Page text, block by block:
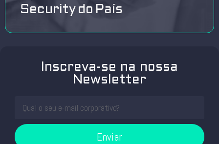
Security do País
Inscreva-se na nossa
Newsletter
Enviar